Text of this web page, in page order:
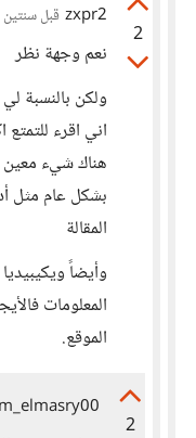
2
zxpr2 قبل سنتين
نعم وجهة نظر
ولكن بالنسبة
اني اقرء
هناك شيء معين
بشكل عام مثل
المقالة
وأيضاً
المعلومات
الموقع.
2